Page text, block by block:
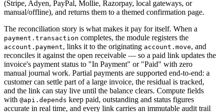
(Stripe, Adyen, PayPal, Mollie, Razorpay, local gateways, or
manual/offline), and returns them to a themed confirmation page.
The reconciliation story is what makes it pay for itself. When a
payment.transaction completes, the module registers the
account.payment, links it to the originating account.move, and
reconciles it against the open receivable — so a paid link updates the
invoice's payment status to "In Payment" or "Paid" with zero
manual journal work. Partial payments are supported end-to-end: a
customer can settle part of a large invoice, the residual is tracked,
and the link can stay live until the balance clears. Compute fields
with @api.depends keep paid, outstanding and status figures
accurate in real time, and every link carries an immutable audit trail